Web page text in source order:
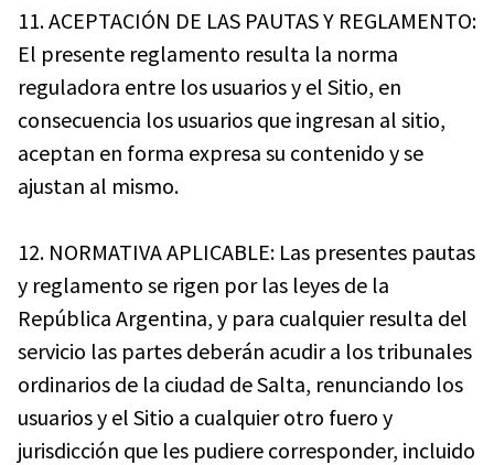
11. ACEPTACIÓN DE LAS PAUTAS Y REGLAMENTO:
El presente reglamento resulta la norma
reguladora entre los usuarios y el Sitio, en
consecuencia los usuarios que ingresan al sitio,
aceptan en forma expresa su contenido y se
ajustan al mismo.
12. NORMATIVA APLICABLE: Las presentes pautas
y reglamento se rigen por las leyes de la
República Argentina, y para cualquier resulta del
servicio las partes deberán acudir a los tribunales
ordinarios de la ciudad de Salta, renunciando los
usuarios y el Sitio a cualquier otro fuero y
jurisdicción que les pudiere corresponder, incluido